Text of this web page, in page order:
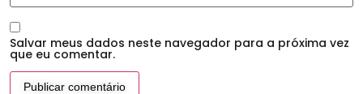
Salvar meus dados neste navegador para a próxima vez
que eu comentar.